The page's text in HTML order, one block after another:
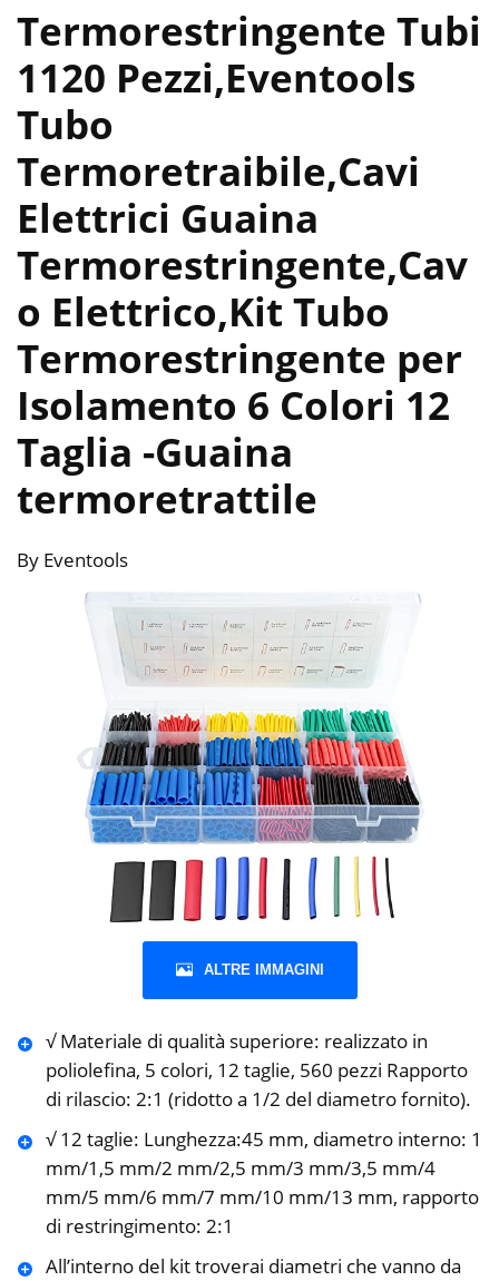
Termorestringente Tubi
1120 Pezzi,Eventools
Tubo
Termoretraibile,Cavi
Elettrici Guaina
Termorestringente,Cav
o Elettrico,Kit Tubo
Termorestringente per
Isolamento 6 Colori 12
Taglia -Guaina
termoretrattile
By Eventools
ALTRE IMMAGINI
√ Materiale di qualità superiore: realizzato in
poliolefina, 5 colori, 12 taglie, 560 pezzi Rapporto
di rilascio: 2:1 (ridotto a 1/2 del diametro fornito).
√ 12 taglie: Lunghezza:45 mm, diametro interno: 1
mm/1,5 mm/2 mm/2,5 mm/3 mm/3,5 mm/4
mm/5 mm/6 mm/7 mm/10 mm/13 mm, rapporto
di restringimento: 2:1
All’interno del kit troverai diametri che vanno da